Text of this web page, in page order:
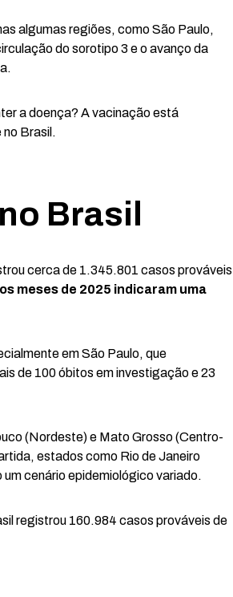
algumas regiões, como São Paulo,
do sorotipo 3 e o avanço da
a doença? A vacinação está
Brasil.
Brasil
cerca de 1.345.801 casos prováveis
meses de 2025 indicaram uma
em São Paulo, que
de 100 óbitos em investigação e 23
(Nordeste) e Mato Grosso (Centro-
estados como Rio de Janeiro
cenário epidemiológico variado.
registrou 160.984 casos prováveis de